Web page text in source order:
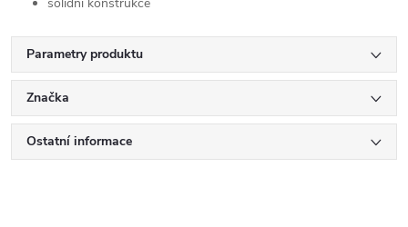
Parametry produktu
Značka
Ostatní informace